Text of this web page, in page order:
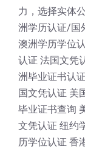
力，选择实体
洲学历认证/国
澳洲学历学位
认证 法国文凭
洲毕业证书认
国文凭认证 美
毕业证书查询
文凭认证 纽约
历学位认证 香